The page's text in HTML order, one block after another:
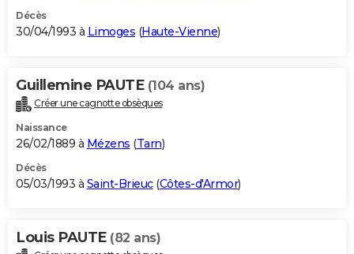
Décès
30/04/1993 à Limoges (Haute-Vienne)
Guillemine PAUTE (104 ans)
Créer une cagnotte obsèques
Naissance
26/02/1889 à Mézens (Tarn)
Décès
05/03/1993 à Saint-Brieuc(Côtes-d'Armor)
Louis PAUTE (82 ans)